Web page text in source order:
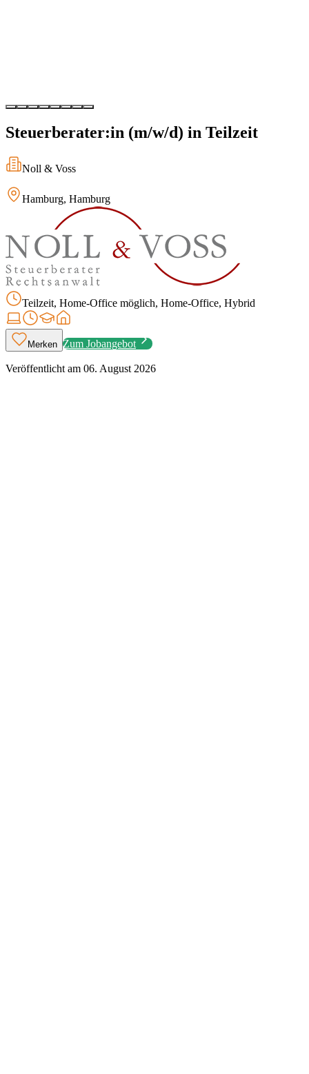
Steuerberater:in (m/w/d) in Teilzeit
Noll & Voss
Hamburg, Hamburg
Teilzeit, Home-Office möglich, Home-Office, Hybrid
Merken Zum Jobangebot
Veröffentlicht am 06. August 2026